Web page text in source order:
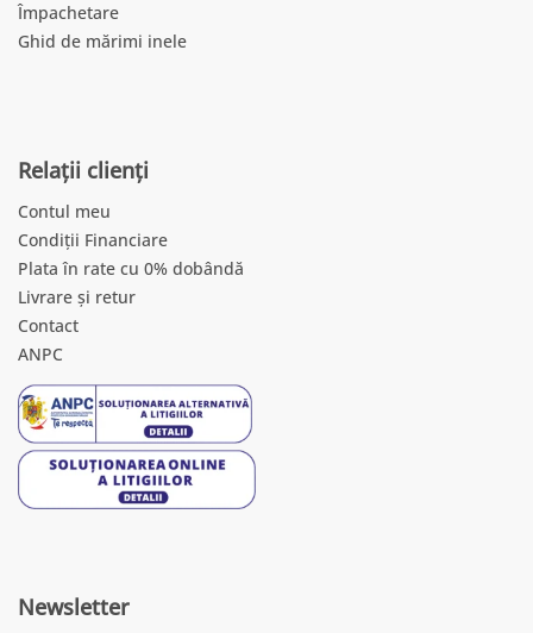
Împachetare
Ghid de mărimi inele
Relații clienți
Contul meu
Condiții Financiare
Plata în rate cu 0% dobândă
Livrare și retur
Contact
ANPC
Newsletter